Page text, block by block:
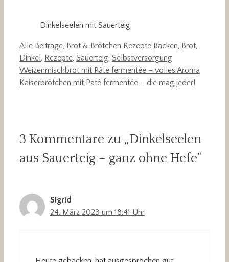
Dinkelseelen mit Sauerteig
Kategorien
Alle Beiträge, Brot & Brötchen Rezepte Schlagwörter
Backen, Brot,
Dinkel , Rezepte, Sauerteig, Selbstversorgung
Weizenmischbrot mit Pâte fermentée – volles Aroma
Kaiserbrötchen mit Patê fermentée – die mag jeder!
3 Kommentare zu „Dinkelseelen
aus Sauerteig – ganz ohne Hefe“
Sigrid
24. März 2023 um 18:41 Uhr